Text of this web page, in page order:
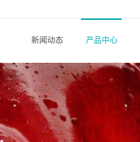
新闻动态 产品中心